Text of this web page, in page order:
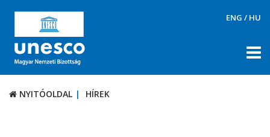
ENG / HU
NYITÓOLDAL HÍREK
NYITÓOLDAL HÍREK